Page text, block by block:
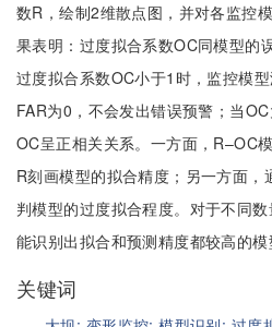
数R，绘制2维散点图，并对各监控
果表明：过度拟合系数OC同模型的
过度拟合系数OC小于1时，监控模
FAR为0，不会发出错误预警；当
OC呈正相关关系。一方面，R–OC
R刻画模型的拟合精度；另一方面
判模型的过度拟合程度。对于不同
能识别出拟合和预测精度都较高的模
关键词